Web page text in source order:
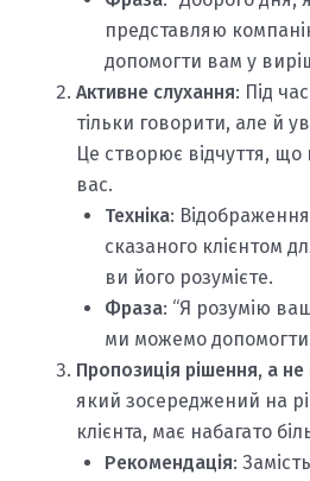
представляю
допомогти вам у
Активне слухання: Під
тільки говорити, але й
Це створює відчуття,
вас.
Техніка:
сказаного клієнтом
ви його розумієте.
Фраза: “Я розумію
ми можемо
Пропозиція рішення, а не
який зосереджений на
клієнта, має набагато
Рекомендація: